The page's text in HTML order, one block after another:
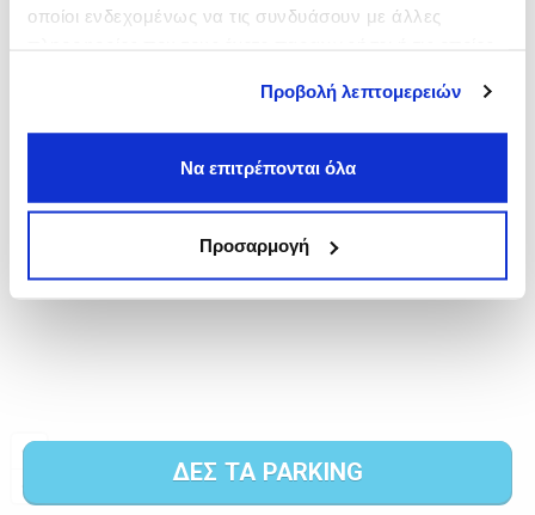
οποίοι ενδεχομένως να τις συνδυάσουν με άλλες
Προβολή λεπτομερειών
Να επιτρέπονται όλα
Προσαρμογή
ΔΕΣ ΤΑ PARKING